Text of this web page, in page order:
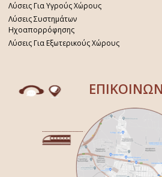
Λύσεις Για Υγρούς Χώρους
Λύσεις Συστημάτων
Ηχοαπορρόφησης
Λύσεις Για Εξωτερικούς Χώρους